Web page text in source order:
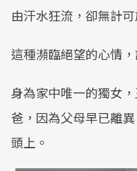
由汗水狂流，卻無計可
這種瀕臨絕望的心情
身為家中唯一的獨女
爸，因為父母早已離
頭上。